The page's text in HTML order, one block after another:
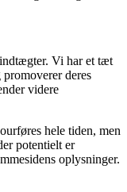
Vi har et tæt
deres
videre
hele tiden, men
potentielt er
oplysninger.